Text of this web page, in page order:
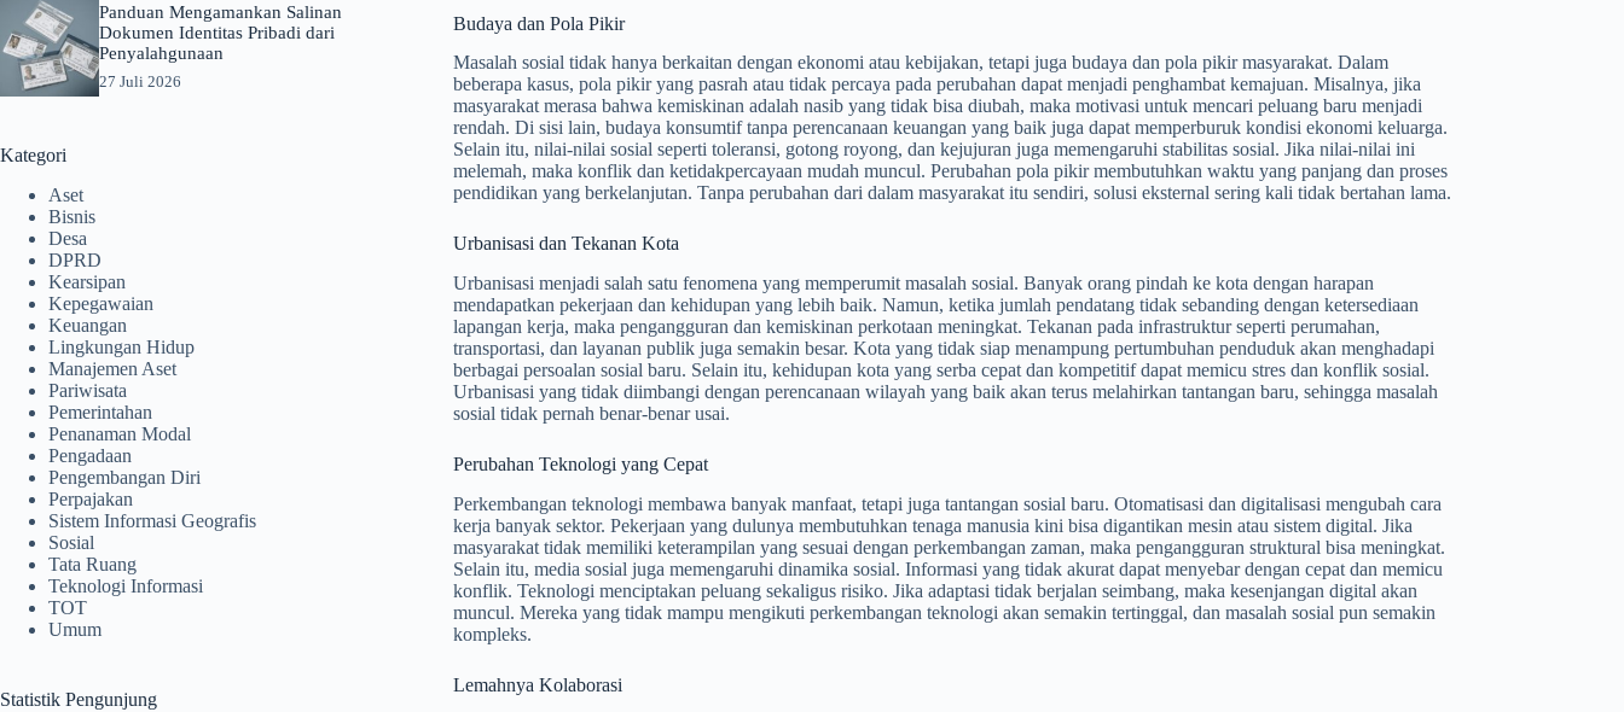
Budaya dan Pola Pikir
Masalah sosial tidak hanya berkaitan dengan ekonomi atau kebijakan, tetapi juga budaya dan pola pikir masyarakat. Dalam
beberapa kasus, pola pikir yang pasrah atau tidak percaya pada perubahan dapat menjadi penghambat kemajuan. Misalnya, jika
masyarakat merasa bahwa kemiskinan adalah nasib yang tidak bisa diubah, maka motivasi untuk mencari peluang baru menjadi
rendah. Di sisi lain, budaya konsumtif tanpa perencanaan keuangan yang baik juga dapat memperburuk kondisi ekonomi keluarga.
Selain itu, nilai-nilai sosial seperti toleransi, gotong royong, dan kejujuran juga memengaruhi stabilitas sosial. Jika nilai-nilai ini
melemah, maka konflik dan ketidakpercayaan mudah muncul. Perubahan pola pikir membutuhkan waktu yang panjang dan proses
pendidikan yang berkelanjutan. Tanpa perubahan dari dalam masyarakat itu sendiri, solusi eksternal sering kali tidak bertahan lama.
Urbanisasi dan Tekanan Kota
Urbanisasi menjadi salah satu fenomena yang memperumit masalah sosial. Banyak orang pindah ke kota dengan harapan
mendapatkan pekerjaan dan kehidupan yang lebih baik. Namun, ketika jumlah pendatang tidak sebanding dengan ketersediaan
lapangan kerja, maka pengangguran dan kemiskinan perkotaan meningkat. Tekanan pada infrastruktur seperti perumahan,
transportasi, dan layanan publik juga semakin besar. Kota yang tidak siap menampung pertumbuhan penduduk akan menghadapi
berbagai persoalan sosial baru. Selain itu, kehidupan kota yang serba cepat dan kompetitif dapat memicu stres dan konflik sosial.
Urbanisasi yang tidak diimbangi dengan perencanaan wilayah yang baik akan terus melahirkan tantangan baru, sehingga masalah
sosial tidak pernah benar-benar usai.
Perubahan Teknologi yang Cepat
Perkembangan teknologi membawa banyak manfaat, tetapi juga tantangan sosial baru. Otomatisasi dan digitalisasi mengubah cara
kerja banyak sektor. Pekerjaan yang dulunya membutuhkan tenaga manusia kini bisa digantikan mesin atau sistem digital. Jika
masyarakat tidak memiliki keterampilan yang sesuai dengan perkembangan zaman, maka pengangguran struktural bisa meningkat.
Selain itu, media sosial juga memengaruhi dinamika sosial. Informasi yang tidak akurat dapat menyebar dengan cepat dan memicu
konflik. Teknologi menciptakan peluang sekaligus risiko. Jika adaptasi tidak berjalan seimbang, maka kesenjangan digital akan
muncul. Mereka yang tidak mampu mengikuti perkembangan teknologi akan semakin tertinggal, dan masalah sosial pun semakin
kompleks.
Lemahnya Kolaborasi
Panduan Mengamankan Salinan
Dokumen Identitas Pribadi dari
Penyalahgunaan
27 Juli 2026
Kategori
Aset
Bisnis
Desa
DPRD
Kearsipan
Kepegawaian
Keuangan
Lingkungan Hidup
Manajemen Aset
Pariwisata
Pemerintahan
Penanaman Modal
Pengadaan
Pengembangan Diri
Perpajakan
Sistem Informasi Geografis
Sosial
Tata Ruang
Teknologi Informasi
TOT
Umum
Statistik Pengunjung